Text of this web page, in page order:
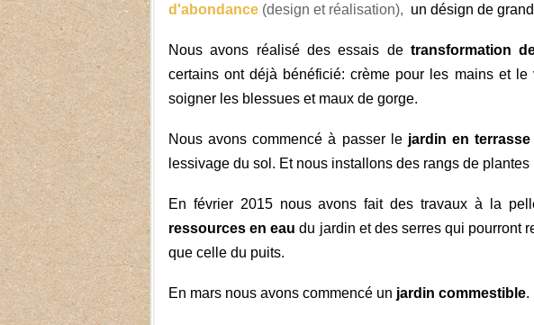
d'abondance (design et réalisation), un désign de
Nous avons réalisé des essais de transformation
certains ont déjà bénéficié: crème pour les mains et
soigner les blessues et maux de gorge.
Nous avons commencé à passer le jardin en terrasse
lessivage du sol. Et nous installons des rangs de
En février 2015 nous avons fait des travaux à la
ressources en eau du jardin et des serres qui pourront
que celle du puits.
En mars nous avons commencé un jardin commestible.